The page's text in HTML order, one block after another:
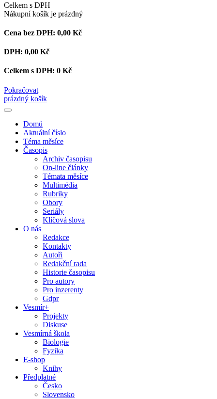
Celkem s DPH
Nákupní košík je prázdný
Cena bez DPH: 0,00 Kč
DPH: 0,00 Kč
Celkem s DPH: 0 Kč
Pokračovat
prázdný košík
Domů
Aktuální číslo
Téma měsíce
Časopis
Archiv časopisu
On-line články
Témata měsíce
Multimédia
Rubriky
Obory
Seriály
Klíčová slova
O nás
Redakce
Kontakty
Autoři
Redakční rada
Historie časopisu
Pro autory
Pro inzerenty
Gdpr
Vesmír+
Projekty
Diskuse
Vesmírná škola
Biologie
Fyzika
E-shop
Knihy
Předplatné
Česko
Slovensko